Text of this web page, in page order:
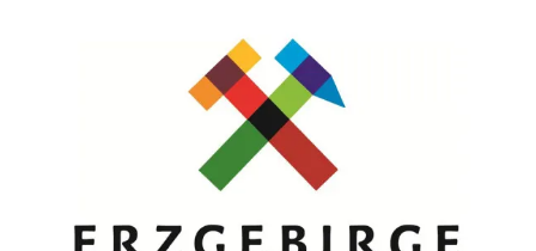
in das Erzgebirge im Süden Sachsens
aufbricht, lernt eine zweite Heimat kennen
die Erlebnisheimat.
Modern und
traditionell, mit Geschichte und
Geschichten!